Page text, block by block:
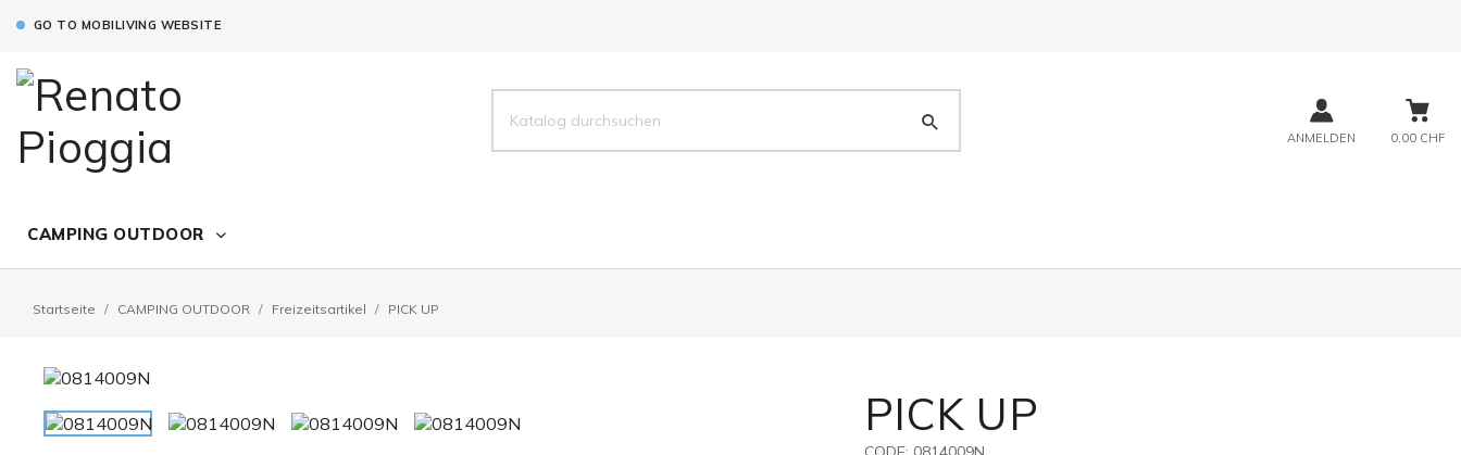
GO TO MOBILIVING WEBSITE
ANMELDEN 0,00 CHF
CAMPING OUTDOOR
Startseite CAMPING OUTDOOR Freizeitsartikel PICK UP
PICK UP